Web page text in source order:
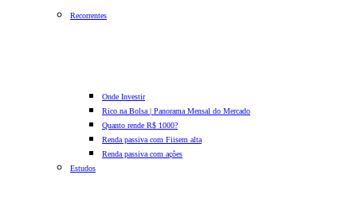
Recorrentes
Onde Investir
Rico na Bolsa | Panorama Mensal do Mercado
Quanto rende R$ 1000?
Renda passiva com Fiisem alta
Renda passiva com ações
Estudos